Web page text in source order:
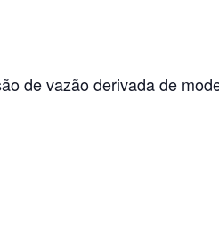
de vazão derivada de